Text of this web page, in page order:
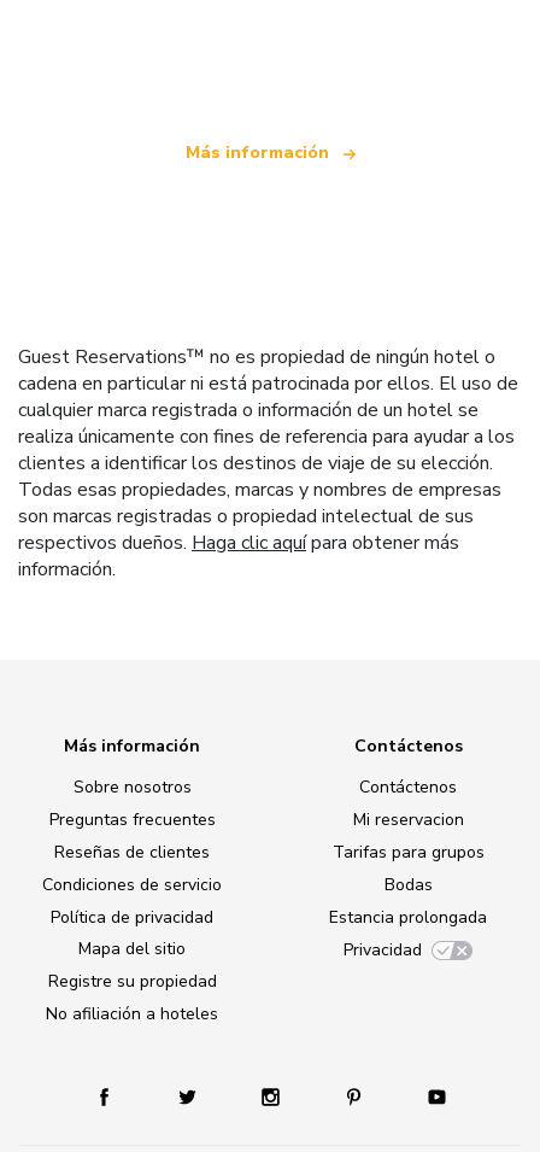
Más información
Guest Reservations™ no es propiedad de ningún hotel o
cadena en particular ni está patrocinada por ellos. El uso de
cualquier marca registrada o información de un hotel se
realiza únicamente con fines de referencia para ayudar a los
clientes a identificar los destinos de viaje de su elección.
Todas esas propiedades, marcas y nombres de empresas
son marcas registradas o propiedad intelectual de sus
respectivos dueños. Haga clic aquípara obtener más
información.
Más información
Sobre nosotros
Preguntas frecuentes
Reseñas de clientes
Condiciones de servicio
Política de privacidad
Mapa del sitio
Registre su propiedad
No afiliación a hoteles
Contáctenos
Contáctenos
Mi reservacion
Tarifas para grupos
Bodas
Estancia prolongada
Privacidad